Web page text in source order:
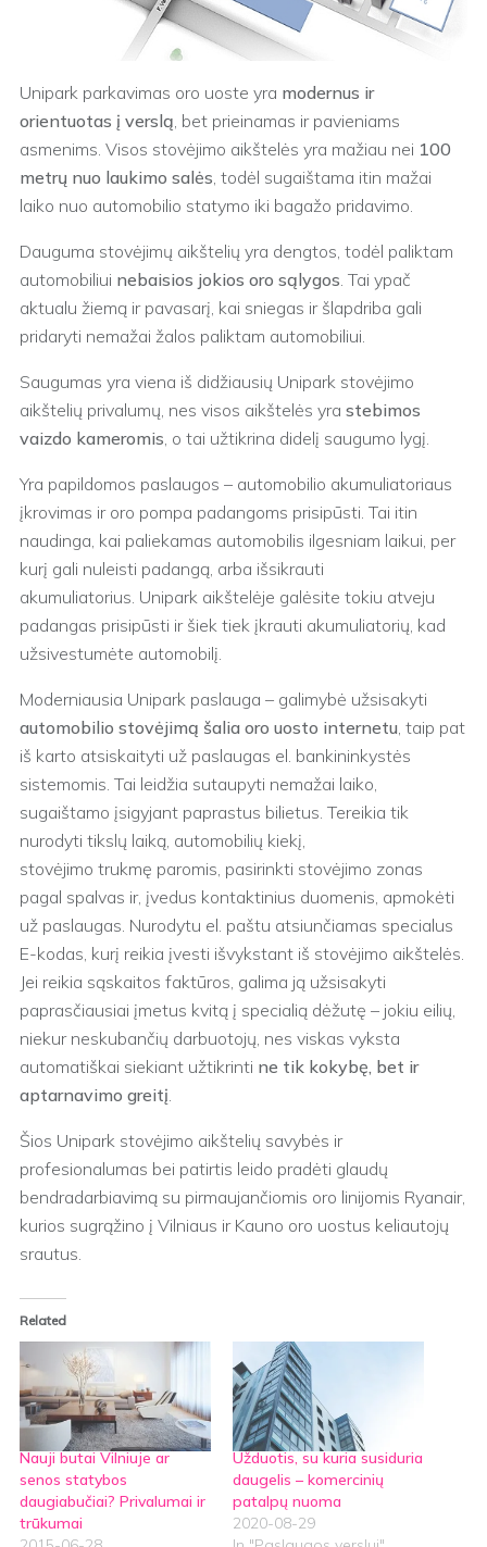
Unipark parkavimas oro uoste yra modernus ir
orientuotas į verslą , bet prieinamas ir pavieniams
asmenims. Visos stovėjimo aikštelės yra mažiau nei 100
metrų nuo laukimo salės , todėl sugaištama itin mažai
laiko nuo automobilio statymo iki bagažo pridavimo.
Dauguma stovėjimų aikštelių yra dengtos, todėl paliktam
automobiliui nebaisios jokios oro sąlygos . Tai ypač
aktualu žiemą ir pavasarį, kai sniegas ir šlapdriba gali
pridaryti nemažai žalos paliktam automobiliui.
Saugumas yra viena iš didžiausių Unipark stovėjimo
aikštelių privalumų, nes visos aikštelės yra stebimos
vaizdo kameromis , o tai užtikrina didelį saugumo lygį.
Yra papildomos paslaugos – automobilio akumuliatoriaus
įkrovimas ir oro pompa padangoms prisipūsti. Tai itin
naudinga, kai paliekamas automobilis ilgesniam laikui, per
kurį gali nuleisti padangą, arba išsikrauti
akumuliatorius. Unipark aikštelėje galėsite tokiu atveju
padangas prisipūsti ir šiek tiek įkrauti akumuliatorių, kad
užsivestumėte automobilį.
Moderniausia Unipark paslauga – galimybė užsisakyti
automobilio stovėjimą šalia oro uosto internetu , taip pat
iš karto atsiskaityti už paslaugas el. bankininkystės
sistemomis. Tai leidžia sutaupyti nemažai laiko,
sugaištamo įsigyjant paprastus bilietus. Tereikia tik
nurodyti tikslų laiką, automobilių kiekį,
stovėjimo trukmę paromis, pasirinkti stovėjimo zonas
pagal spalvas ir, įvedus kontaktinius duomenis, apmokėti
už paslaugas. Nurodytu el. paštu atsiunčiamas specialus
E-kodas, kurį reikia įvesti išvykstant iš stovėjimo aikštelės.
Jei reikia sąskaitos faktūros, galima ją užsisakyti
paprasčiausiai įmetus kvitą į specialią dėžutę – jokiu eilių,
niekur neskubančių darbuotojų, nes viskas vyksta
automatiškai siekiant užtikrinti ne tik kokybę, bet ir
aptarnavimo greitį
Šios Unipark stovėjimo aikštelių savybės ir
profesionalumas bei patirtis leido pradėti glaudų
bendradarbiavimą su pirmaujančiomis oro linijomis Ryanair,
kurios sugrąžino į Vilniaus ir Kauno oro uostus keliautojų
srautus.
Related
Nauji butai Vilniuje ar
senos statybos
daugiabučiai? Privalumai ir
trūkumai
Užduotis, su kuria susiduria
daugelis – komercinių
patalpų nuoma
2020-08-29